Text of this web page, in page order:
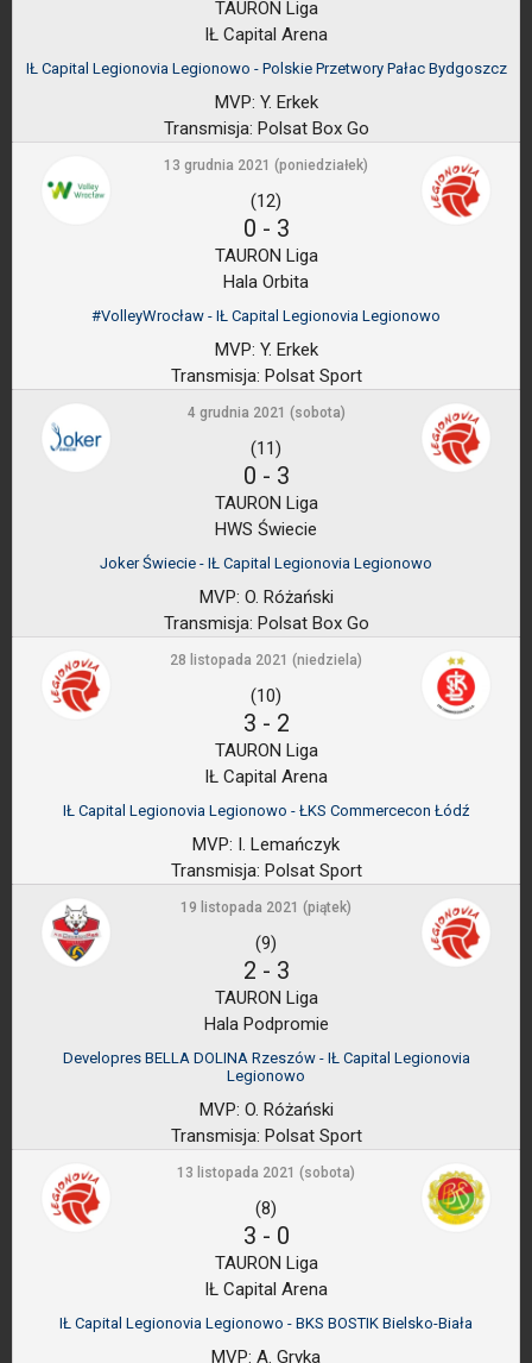
TAURON Liga
IŁ Capital Arena
IŁ Capital Legionovia Legionowo - Polskie Przetwory Pałac Bydgoszcz
MVP: Y. Erkek
Transmisja: Polsat Box Go
13 grudnia 2021 (poniedziałek)
(12)
0 - 3
TAURON Liga
Hala Orbita
#VolleyWrocław - IŁ Capital Legionovia Legionowo
MVP: Y. Erkek
Transmisja: Polsat Sport
4 grudnia 2021 (sobota)
(11)
0 - 3
TAURON Liga
HWS Świecie
Joker Świecie - IŁ Capital Legionovia Legionowo
MVP: O. Różański
Transmisja: Polsat Box Go
28 listopada 2021 (niedziela)
(10)
3 - 2
TAURON Liga
IŁ Capital Arena
IŁ Capital Legionovia Legionowo - ŁKS Commercecon Łódź
MVP: I. Lemańczyk
Transmisja: Polsat Sport
19 listopada 2021 (piątek)
(9)
2 - 3
TAURON Liga
Hala Podpromie
Developres BELLA DOLINA Rzeszów - IŁ Capital Legionovia
Legionowo
MVP: O. Różański
Transmisja: Polsat Sport
13 listopada 2021 (sobota)
(8)
3 - 0
TAURON Liga
IŁ Capital Arena
IŁ Capital Legionovia Legionowo - BKS BOSTIK Bielsko-Biała
MVP: A. Gryka